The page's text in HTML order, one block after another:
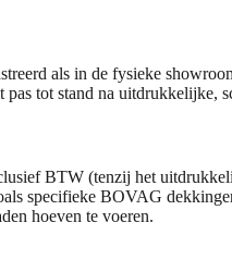
als in de fysieke
tot stand na
BTW (tenzij het
specifieke BOVAG
hoeven te voeren.